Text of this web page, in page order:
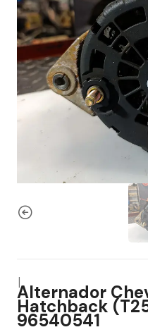
|
Alternador
Hatchback
96540541